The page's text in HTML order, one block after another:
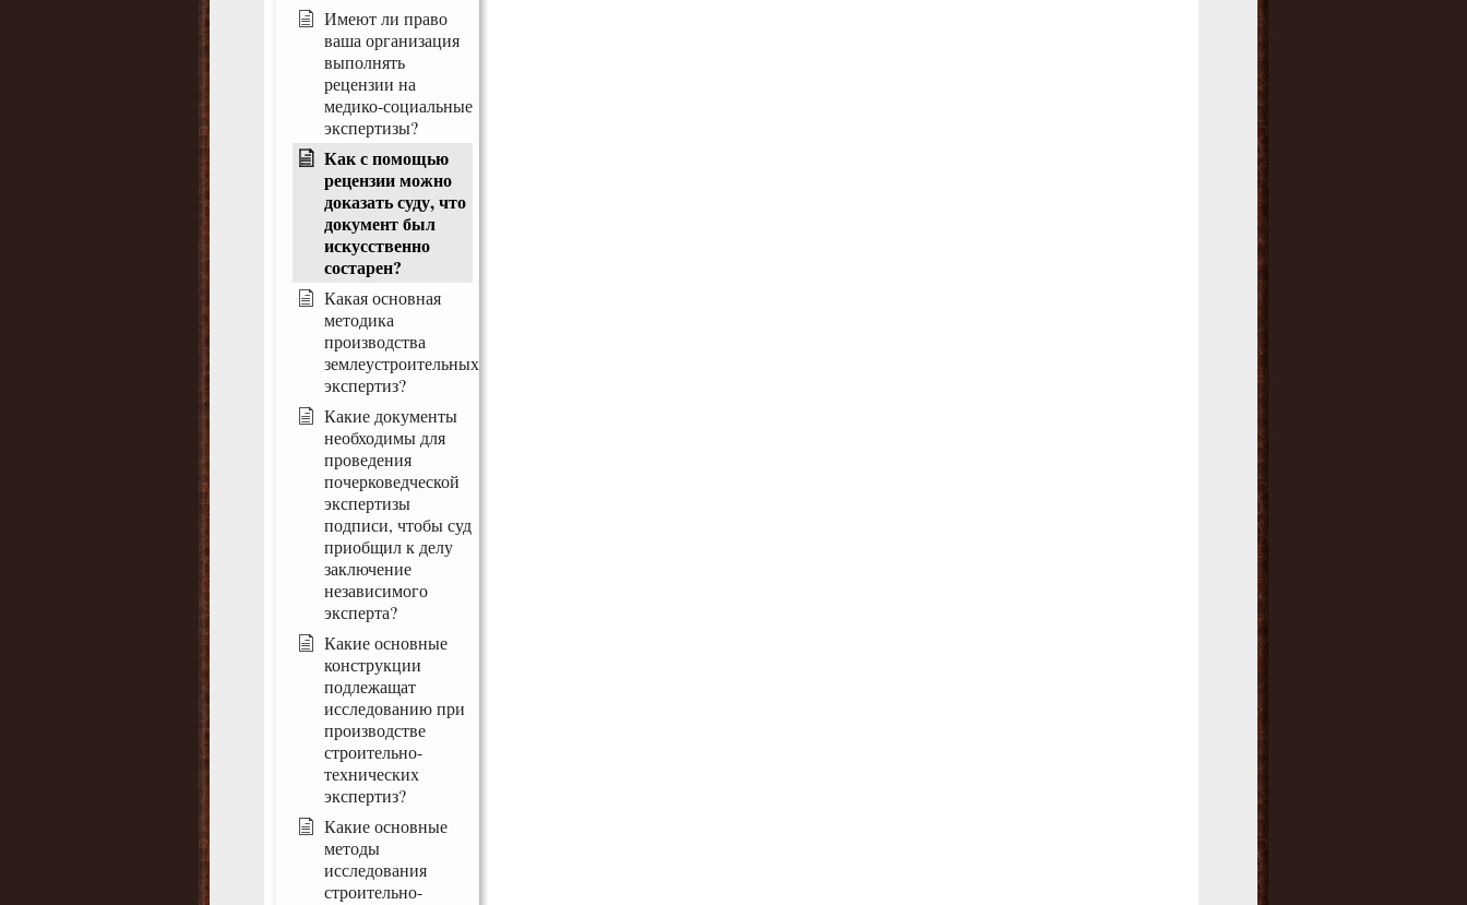
Имеют ли право
ваша организация
выполнять
рецензии на
медико-социальные
экспертизы?
Как с помощью
рецензии можно
доказать суду, что
документ был
искусственно
состарен?
Какая основная
методика
производства
землеустроительных
экспертиз?
Какие документы
необходимы для
проведения
почерковедческой
экспертизы
подписи, чтобы суд
приобщил к делу
заключение
независимого
эксперта?
Какие основные
конструкции
подлежащат
исследованию при
производстве
строительно-
технических
экспертиз?
Какие основные
методы
исследования
строительно-